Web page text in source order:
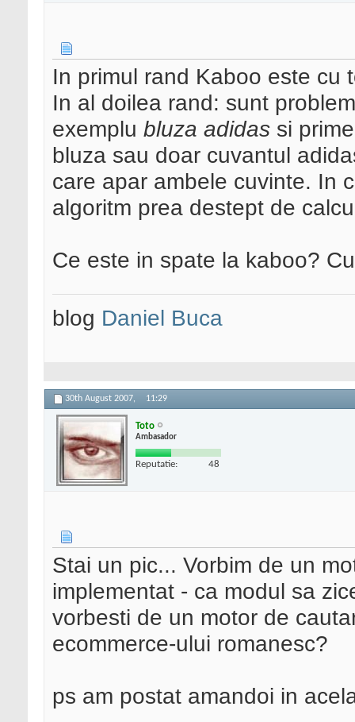
In primul rand Kaboo este cu
In al doilea rand: sunt
exemplu bluza adidas si
bluza sau doar cuvantul
care apar ambele cuvinte. In
algoritm prea destept de
Ce este in spate la kaboo?
blog Daniel Buca
30th August 2007, 11:29
Toto
Ambasador
Reputatie: 48
Stai un pic... Vorbim de un
implementat - ca modul sa
vorbesti de un motor de
ecommerce-ului romanesc?
ps am postat amandoi in